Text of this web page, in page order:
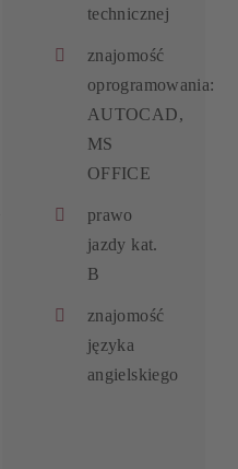
technicznej
znajomość
oprogramowania:
AUTOCAD,
MS
OFFICE
prawo
jazdy kat.
B
znajomość
języka
angielskiego